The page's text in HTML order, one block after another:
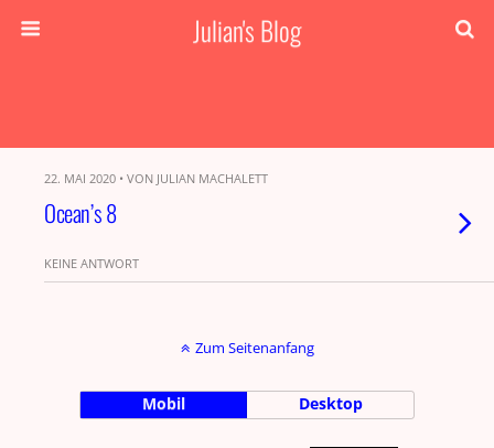
Julian's Blog
22. MAI 2020 • VON JULIAN MACHALETT
Ocean’s 8
KEINE ANTWORT
Zum Seitenanfang
Mobil Desktop